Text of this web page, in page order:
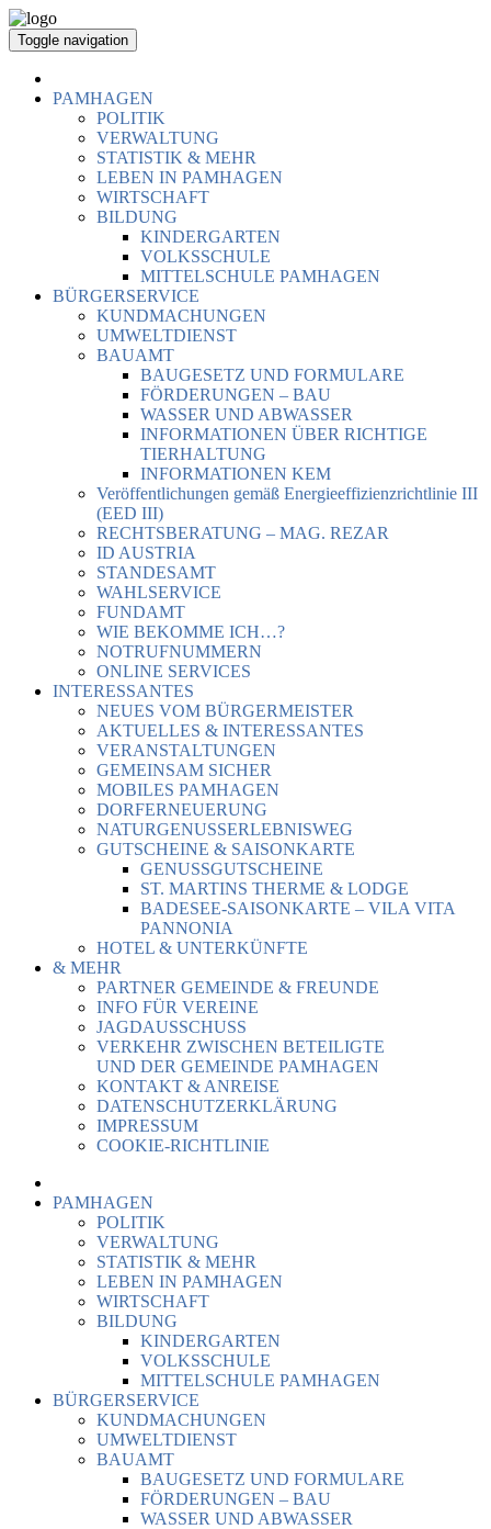
Toggle navigation
PAMHAGEN
POLITIK
VERWALTUNG
STATISTIK & MEHR
LEBEN IN PAMHAGEN
WIRTSCHAFT
BILDUNG
KINDERGARTEN
VOLKSSCHULE
MITTELSCHULE PAMHAGEN
BÜRGERSERVICE
KUNDMACHUNGEN
UMWELTDIENST
BAUAMT
BAUGESETZ UND FORMULARE
FÖRDERUNGEN – BAU
WASSER UND ABWASSER
INFORMATIONEN ÜBER RICHTIGE
TIERHALTUNG
INFORMATIONEN KEM
Veröffentlichungen gemäß Energieeffizienzrichtlinie III
(EED III)
RECHTSBERATUNG – MAG. REZAR
ID AUSTRIA
STANDESAMT
WAHLSERVICE
FUNDAMT
WIE BEKOMME ICH…?
NOTRUFNUMMERN
ONLINE SERVICES
INTERESSANTES
NEUES VOM BÜRGERMEISTER
AKTUELLES & INTERESSANTES
VERANSTALTUNGEN
GEMEINSAM SICHER
MOBILES PAMHAGEN
DORFERNEUERUNG
NATURGENUSSERLEBNISWEG
GUTSCHEINE & SAISONKARTE
GENUSSGUTSCHEINE
ST. MARTINS THERME & LODGE
BADESEE-SAISONKARTE – VILA VITA
PANNONIA
HOTEL & UNTERKÜNFTE
& MEHR
PARTNER GEMEINDE & FREUNDE
INFO FÜR VEREINE
JAGDAUSSCHUSS
VERKEHR ZWISCHEN BETEILIGTE
UND DER GEMEINDE PAMHAGEN
KONTAKT & ANREISE
DATENSCHUTZERKLÄRUNG
IMPRESSUM
COOKIE-RICHTLINIE
PAMHAGEN
POLITIK
VERWALTUNG
STATISTIK & MEHR
LEBEN IN PAMHAGEN
WIRTSCHAFT
BILDUNG
KINDERGARTEN
VOLKSSCHULE
MITTELSCHULE PAMHAGEN
BÜRGERSERVICE
KUNDMACHUNGEN
UMWELTDIENST
BAUAMT
BAUGESETZ UND FORMULARE
FÖRDERUNGEN – BAU
WASSER UND ABWASSER